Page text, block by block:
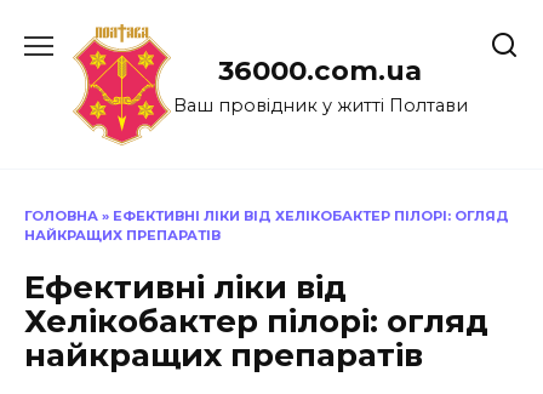
до
36000.com.ua
Ваш провідник у житті Полтави
ГОЛОВНА » ЕФЕКТИВНІ ЛІКИ ВІД ХЕЛІКОБАКТЕР ПІЛОРІ: ОГЛЯД
НАЙКРАЩИХ ПРЕПАРАТІВ
Ефективні ліки від
Хелікобактер пілорі: огляд
найкращих препаратів